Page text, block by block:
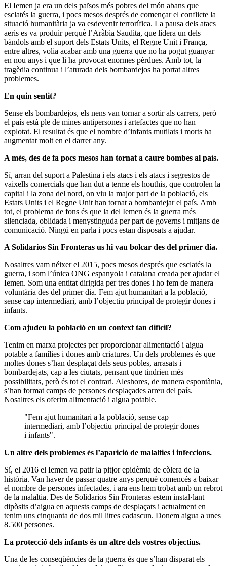
El Iemen ja era un dels països més pobres del món abans que
esclatés la guerra, i pocs mesos després de començar el conflicte la
situació humanitària ja va esdevenir terrorífica. La pausa dels atacs
aeris es va produir perquè l’Aràbia Saudita, que lidera un dels
bàndols amb el suport dels Estats Units, el Regne Unit i França,
entre altres, volia acabar amb una guerra que no ha pogut guanyar
en nou anys i que li ha provocat enormes pèrdues. Amb tot, la
tragèdia continua i l’aturada dels bombardejos ha portat altres
problemes.
En quin sentit?
Sense els bombardejos, els nens van tornar a sortir als carrers, però
el país està ple de mines antipersones i artefactes que no han
explotat. El resultat és que el nombre d’infants mutilats i morts ha
augmentat molt en el darrer any.
A més, des de fa pocs mesos han tornat a caure bombes al país.
Sí, arran del suport a Palestina i els atacs i els atacs i segrestos de
vaixells comercials que han dut a terme els houthis, que controlen la
capital i la zona del nord, on viu la major part de la població, els
Estats Units i el Regne Unit han tornat a bombardejar el país. Amb
tot, el problema de fons és que la del Iemen és la guerra més
silenciada, oblidada i menystinguda per part de governs i mitjans de
comunicació. Ningú en parla i pocs estan disposats a ajudar.
A Solidarios Sin Fronteras us hi vau bolcar des del primer dia.
Nosaltres vam néixer el 2015, pocs mesos després que esclatés la
guerra, i som l’única ONG espanyola i catalana creada per ajudar el
Iemen. Som una entitat dirigida per tres dones i ho fem de manera
voluntària des del primer dia. Fem ajut humanitari a la població,
sense cap intermediari, amb l’objectiu principal de protegir dones i
infants.
Com ajudeu la població en un context tan difícil?
Tenim en marxa projectes per proporcionar alimentació i aigua
potable a famílies i dones amb criatures. Un dels problemes és que
moltes dones s’han desplaçat dels seus pobles, arrasats i
bombardejats, cap a les ciutats, pensant que tindrien més
possibilitats, però és tot el contrari. Aleshores, de manera espontània,
s’han format camps de persones desplaçades arreu del país.
Nosaltres els oferim alimentació i aigua potable.
"Fem ajut humanitari a la població, sense cap
intermediari, amb l’objectiu principal de protegir dones
i infants".
Un altre dels problemes és l’aparició de malalties i infeccions.
Sí, el 2016 el Iemen va patir la pitjor epidèmia de còlera de la
història. Van haver de passar quatre anys perquè comencés a baixar
el nombre de persones infectades, i ara ens hem trobat amb un rebrot
de la malaltia. Des de Solidarios Sin Fronteras estem instal·lant
dipòsits d’aigua en aquests camps de desplaçats i actualment en
tenim uns cinquanta de dos mil litres cadascun. Donem aigua a unes
8.500 persones.
La protecció dels infants és un altre dels vostres objectius.
Una de les conseqüències de la guerra és que s’han disparat els